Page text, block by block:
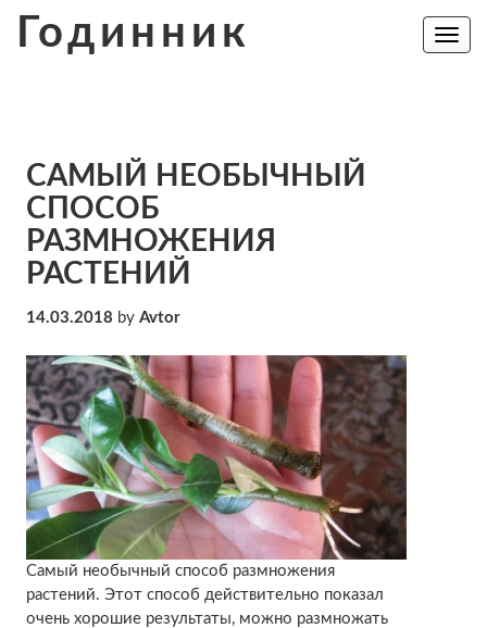
Годинник
Toggle
САМЫЙ НЕОБЫЧНЫЙ
СПОСОБ
РАЗМНОЖЕНИЯ
РАСТЕНИЙ
14.03.2018 by Avtor
Самый необычный способ размножения
растений. Этот способ действительно показал
очень хорошие результаты, можно размножать